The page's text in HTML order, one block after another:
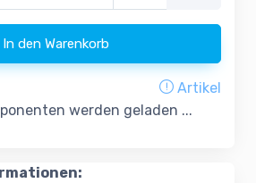
In den Warenkorb
Artikel
werden geladen ...